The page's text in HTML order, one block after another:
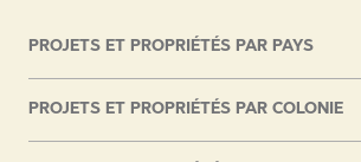
PROJETS ET PROPRIÉTÉS PAR PAYS
PROJETS ET PROPRIÉTÉS PAR COLONIE